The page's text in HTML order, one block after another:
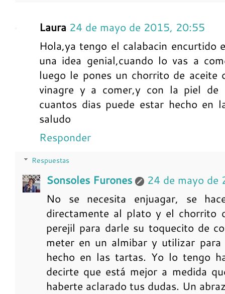
Laura 24 de mayo de 2015, 20:55
Hola,ya tengo el calabacin encurtido
una idea genial,cuando lo vas a
luego le pones un chorrito de aceite
vinagre y a comer,y con la piel de
cuantos dias puede estar hecho en
saludo
Responder
Respuestas
Sonsoles Furones
24 de mayo
No se necesita enjuagar, se
directamente al plato y el chorrito
perejil para darle su toquecito de
meter en un almibar y utilizar
hecho en las tartas. Yo lo tengo
decirte que está mejor a medida
haberte aclarado tus dudas. Un